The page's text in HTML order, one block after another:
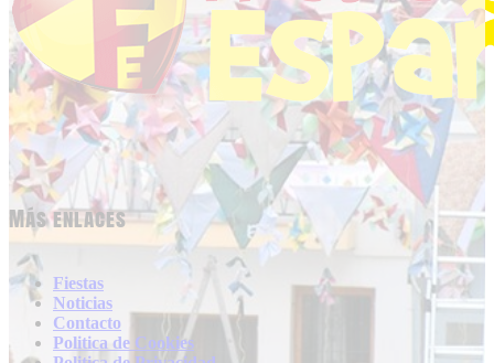
Más enlaces
Fiestas
Noticias
Contacto
Politica de Cookies